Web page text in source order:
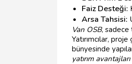
Faiz Desteği:
Arsa Tahsisi:
Van OSB, sadece
Yatırımcılar,
bünyesinde
yatırım avantajları